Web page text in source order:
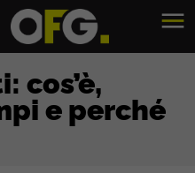
cos’è,
e perché